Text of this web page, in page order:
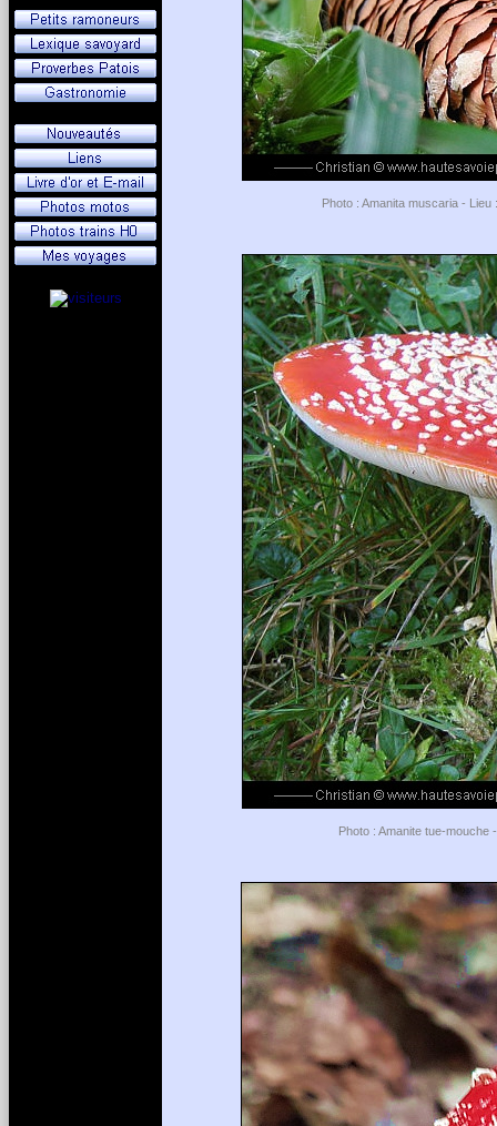
Photo : Amanita muscaria -
Photo : Amanite tue-